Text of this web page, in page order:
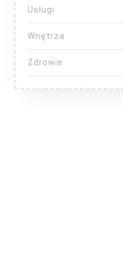
Usługi
Wnętrza
Zdrowie